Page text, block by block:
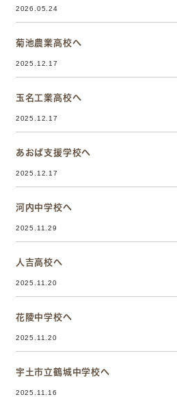
2026.05.24
菊池農業高校へ
2025.12.17
玉名工業高校へ
2025.12.17
あおば支援学校へ
2025.12.17
河内中学校へ
2025.11.29
人吉高校へ
2025.11.20
花陵中学校へ
2025.11.20
宇土市立鶴城中学校へ
2025.11.16